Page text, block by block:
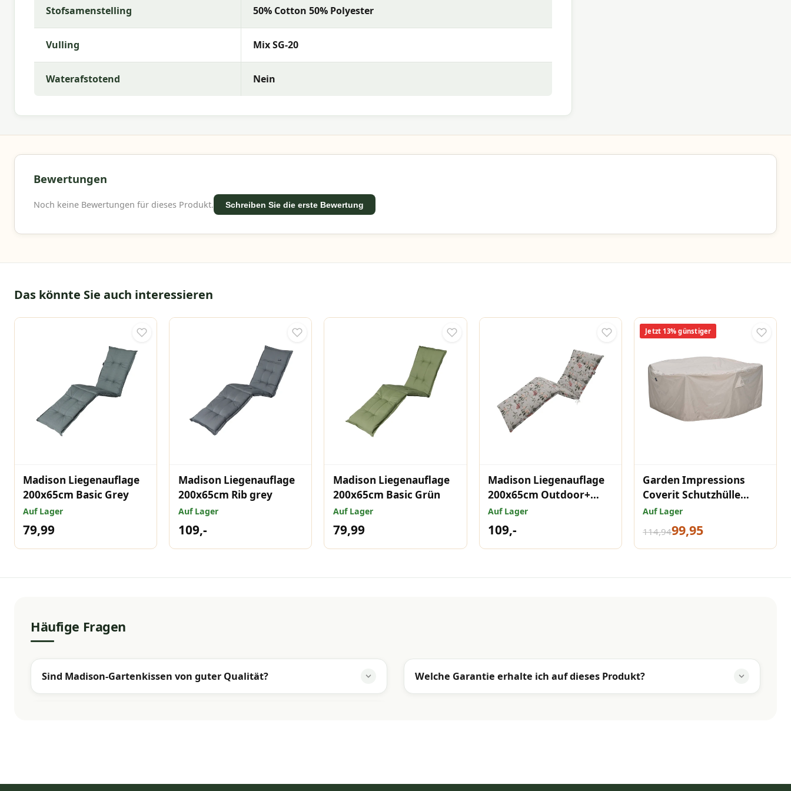
Stofsamenstelling 50% Cotton 50% Polyester
Vulling Mix SG-20
Waterafstotend Nein
Bewertungen
Noch keine Bewertungen für dieses Produkt. Schreiben Sie die erste Bewertung
Das könnte Sie auch interessieren
Madison Liegenauflage
200x65cm Basic Grey
Auf Lager
79,99
Madison Liegenauflage
200x65cm Rib grey
Auf Lager
109,-
Madison Liegenauflage
200x65cm Basic Grün
Auf Lager
79,99
Madison Liegenauflage
200x65cm Outdoor+
Julliete Grey
Auf Lager
109,-
Jetzt 13% günstiger
Garden Impressions
Coverit Schutzhülle
ovale
Gartenmöbelgruppe
230x200 cm taupe
Auf Lager
114,9499,95
Häufige Fragen
Sind Madison-Gartenkissen von guter Qualität? Welche Garantie erhalte ich auf dieses Produkt?